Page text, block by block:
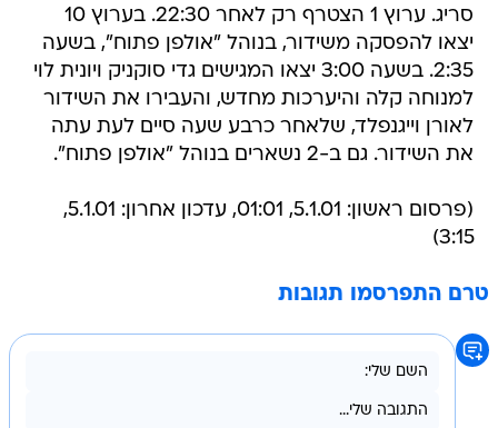
סריג. ערוץ 1 הצטרף רק לאחר 22:30. בערוץ 10
יצאו להפסקה משידור, בנוהל "אולפן פתוח", בשעה
2:35. בשעה 3:00 יצאו המגישים גדי סוקניק ויונית לוי
למנוחה קלה והיערכות מחדש, והעבירו את השידור
לאורן וייגנפלד, שלאחר כרבע שעה סיים לעת עתה
את השידור. גם ב-2 נשארים בנוהל "אולפן פתוח".
(פרסום ראשון: 5.1.01, 01:01, עדכון אחרון: 5.1.01,
3:15)
טרם התפרסמו תגובות